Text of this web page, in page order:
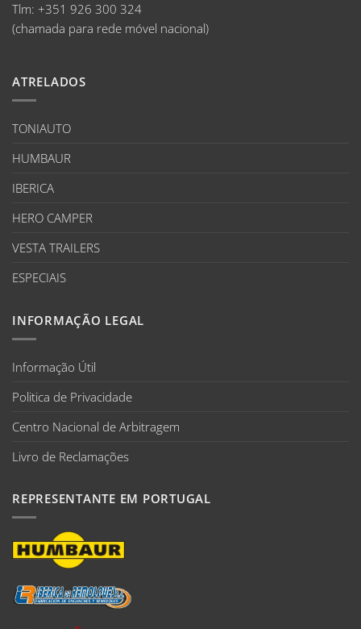
Tlm: +351 926 300 324
(chamada para rede móvel nacional)
ATRELADOS
TONIAUTO
HUMBAUR
IBERICA
HERO CAMPER
VESTA TRAILERS
ESPECIAIS
INFORMAÇÃO LEGAL
Informação Útil
Politica de Privacidade
Centro Nacional de Arbitragem
Livro de Reclamações
REPRESENTANTE EM PORTUGAL